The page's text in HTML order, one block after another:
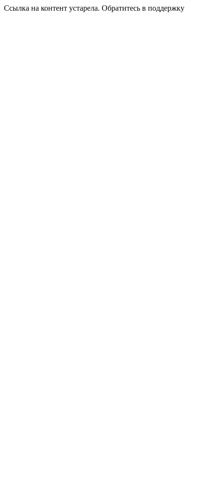
Ссылка на контент устарела. Обратитесь в поддержку